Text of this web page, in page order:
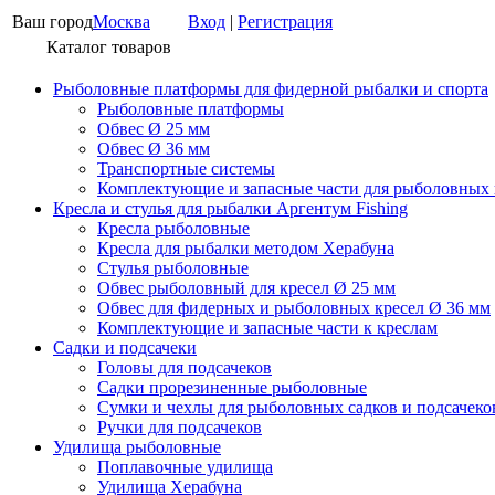
Ваш городМосква Вход | Регистрация
Каталог товаров
Рыболовные платформы для фидерной рыбалки и спорта
Рыболовные платформы
Обвес Ø 25 мм
Обвес Ø 36 мм
Транспортные системы
Комплектующие и запасные части для рыболовных
Кресла и стулья для рыбалки Аргентум Fishing
Кресла рыболовные
Кресла для рыбалки методом Херабуна
Стулья рыболовные
Обвес рыболовный для кресел Ø 25 мм
Обвес для фидерных и рыболовных кресел Ø 36 мм
Комплектующие и запасные части к креслам
Садки и подсачеки
Головы для подсачеков
Садки прорезиненные рыболовные
Сумки и чехлы для рыболовных садков и
Ручки для подсачеков
Удилища рыболовные
Поплавочные удилища
Удилища Херабуна